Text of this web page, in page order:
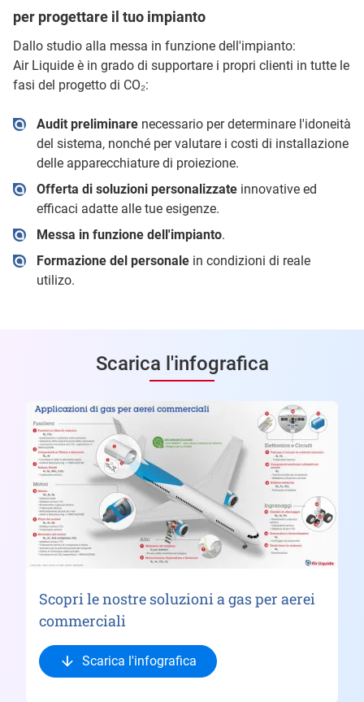
per progettare il tuo impianto
Dallo studio alla messa in funzione dell'impianto:
Air Liquide è in grado di supportare i propri clienti in tutte le
fasi del progetto di CO₂:
Audit preliminarenecessario per determinare l'idoneità
del sistema, nonché per valutare i costi di installazione
delle apparecchiature di proiezione.
Offerta di soluzioni personalizzateinnovative ed
efficaci adatte alle tue esigenze.
Messa in funzione dell'impianto.
Formazione del personalein condizioni di reale
utilizo.
Scarica l'infografica
Scopri le nostre soluzioni a gas per aerei
commerciali
Scarica l'infografica